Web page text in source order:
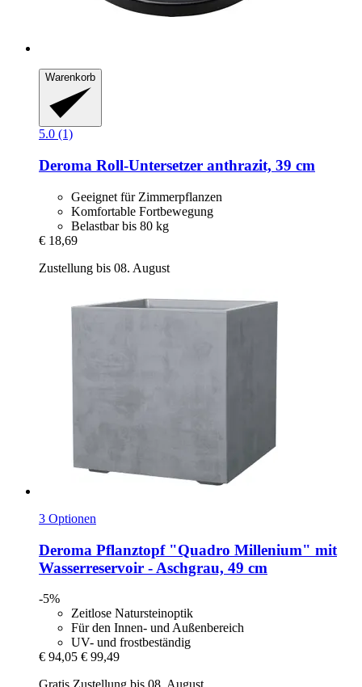
Warenkorb
5.0 (1)
Deroma Roll-​Untersetzer anthrazit, 39 cm
Geeignet für Zimmerpflanzen
Komfortable Fortbewegung
Belastbar bis 80 kg
€ 18,69
Zustellung bis 08. August
3 Optionen
Deroma Pflanztopf "Quadro Millenium" mit
Wasserreservoir -​ Aschgrau, 49 cm
-5%
Zeitlose Natursteinoptik
Für den Innen- und Außenbereich
UV- und frostbeständig
€ 94,05 € 99,49